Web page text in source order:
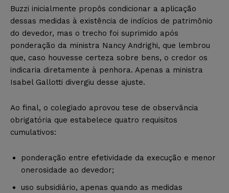
Buzzi inicialmente propôs condicionar a aplicação
dessas medidas à existência de indícios de patrimônio
do devedor, mas o trecho foi suprimido após
ponderação da ministra Nancy Andrighi, que lembrou
que, caso houvesse certeza sobre bens, o credor os
indicaria diretamente à penhora. Apenas a ministra
Isabel Gallotti divergiu desse ajuste.
Ao final, o colegiado aprovou tese de observância
obrigatória que estabelece quatro requisitos
cumulativos:
ponderação entre efetividade da execução e menor
onerosidade ao devedor;
uso subsidiário, apenas quando as medidas